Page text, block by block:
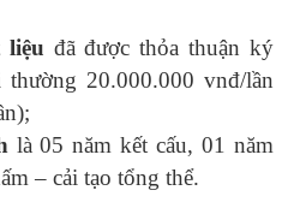
liệu đã được thỏa thuận ký
20.000.000 vnđ/lần
là 05 năm kết cấu, 01 năm
– cải tạo tổng thể.